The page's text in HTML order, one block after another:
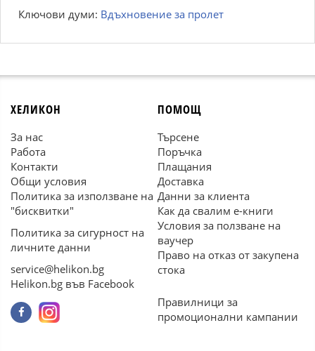
Ключови думи: Вдъхновение за пролет
ХЕЛИКОН
За нас
Работа
Контакти
Общи условия
Политика за използване на
"бисквитки"
Политика за сигурност на
личните данни
service@helikon.bg
Helikon.bg във Facebook
ПОМОЩ
Търсене
Поръчка
Плащания
Доставка
Данни за клиента
Как да свалим е-книги
Условия за ползване на
ваучер
Право на отказ от закупена
стока
Правилници за
промоционални кампании